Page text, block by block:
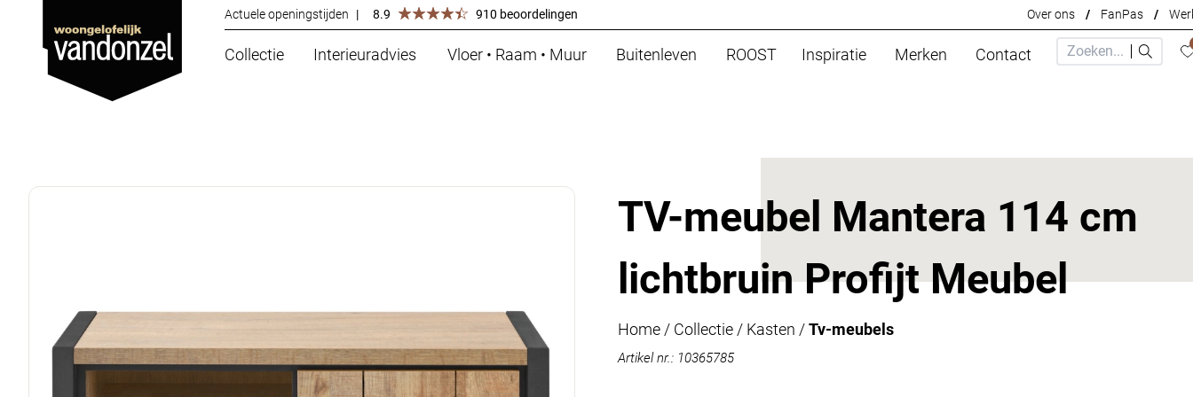
Actuele openingstijden | 8.9 910 beoordelingen Over ons / FanPas /
Collectie Interieuradvies Vloer • Raam • Muur Buitenleven ROOST Inspiratie Merken Contact
TV-meubel Mantera 114 cm
lichtbruin Profijt Meubel
Home / Collectie / Kasten /Tv-meubels
Artikel nr.: 10365785